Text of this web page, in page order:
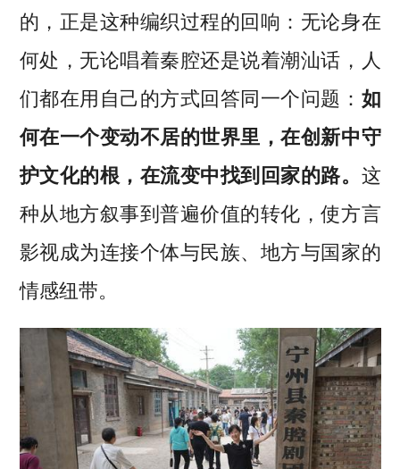
的，正是这种编织过程的回响：无论身在
何处，无论唱着秦腔还是说着潮汕话，人
们都在用自己的方式回答同一个问题： 如
何在一个变动不居的世界里，在创新中守
护文化的根，在流变中找到回家的路。 这
种从地方叙事到普遍价值的转化，使方言
影视成为连接个体与民族、地方与国家的
情感纽带。